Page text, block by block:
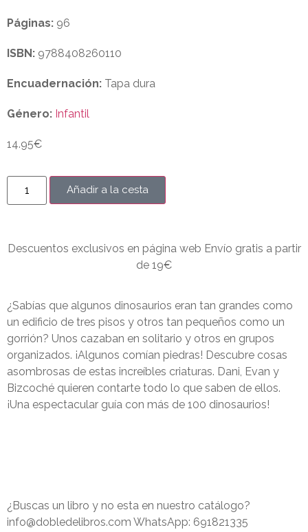
Páginas: 96
ISBN: 9788408260110
Encuadernación: Tapa dura
Género: Infantil
14.95€
Añadir a la cesta
Descuentos exclusivos en página web Envío gratis a partir
de 19€
¿Sabías que algunos dinosaurios eran tan grandes como
un edificio de tres pisos y otros tan pequeños como un
gorrión? Unos cazaban en solitario y otros en grupos
organizados. ¡Algunos comían piedras! Descubre cosas
asombrosas de estas increíbles criaturas. Dani, Evan y
Bizcoché quieren contarte todo lo que saben de ellos.
¡Una espectacular guía con más de 100 dinosaurios!
¿Buscas un libro y no esta en nuestro catálogo?
info@dobledelibros.com WhatsApp: 691821335